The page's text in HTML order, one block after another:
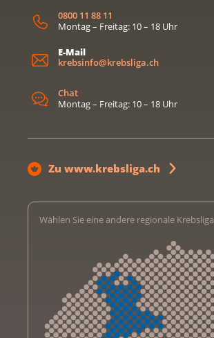
0800 11 88 11
Montag – Freitag: 10 – 18 Uhr
E-Mail
krebsinfo@krebsliga.ch
Chat
Montag – Freitag: 10 – 18 Uhr
Zu www.krebsliga.ch
Wählen Sie eine andere regionale Krebsliga